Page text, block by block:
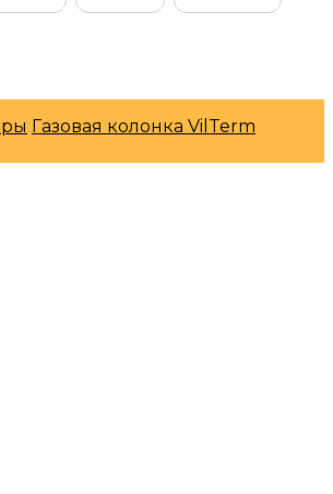
Газовая колонка VilTerm